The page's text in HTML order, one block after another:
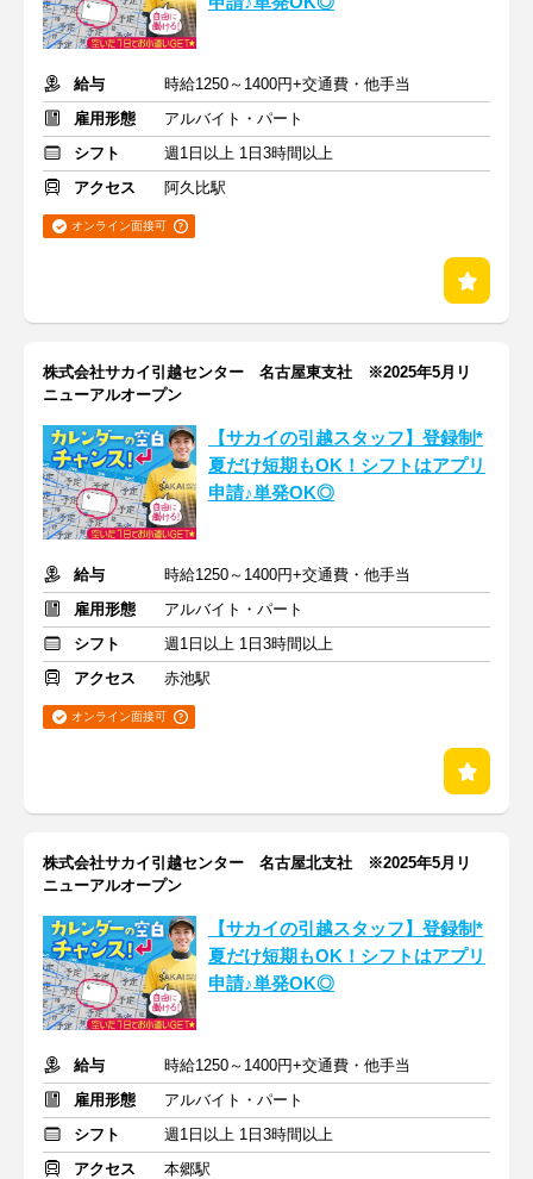
給与
時給1250～1400円+交通費・他手当
雇用形態
アルバイト・パート
シフト
週1日以上 1日3時間以上
アクセス
阿久比駅
オンライン面接可
株式会社サカイ引越センター 名古屋東支社 ※2025年5月リ
ニューアルオープン
【サカイの引越スタッフ】登録制*
夏だけ短期もOK！シフトはアプリ
申請♪単発OK◎
給与
時給1250～1400円+交通費・他手当
雇用形態
アルバイト・パート
シフト
週1日以上 1日3時間以上
アクセス
赤池駅
オンライン面接可
株式会社サカイ引越センター 名古屋北支社 ※2025年5月リ
ニューアルオープン
【サカイの引越スタッフ】登録制*
夏だけ短期もOK！シフトはアプリ
申請♪単発OK◎
給与
時給1250～1400円+交通費・他手当
雇用形態
アルバイト・パート
シフト
週1日以上 1日3時間以上
アクセス
本郷駅